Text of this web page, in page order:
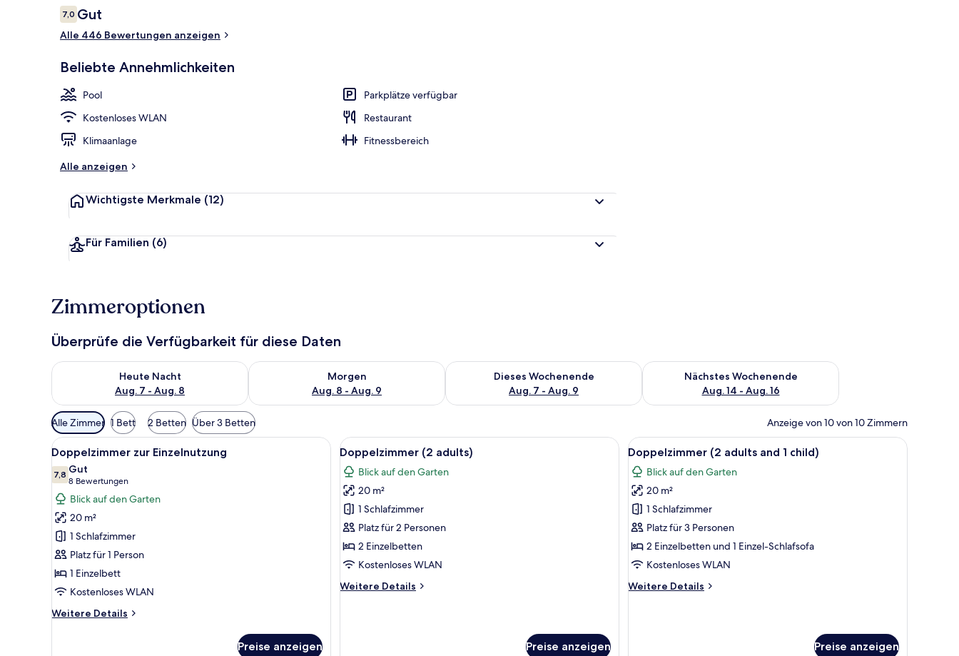
Bewertungen
7,07,0 von 10.
Gut
Alle 446 Bewertungen anzeigen
Beliebte Annehmlichkeiten
Pool
Parkplätze verfügbar
Kostenloses WLAN
Restaurant
Klimaanlage
Fitnessbereich
Alle anzeigen
Wichtigste Merkmale (12)
Für Familien (6)
Zimmeroptionen
Überprüfe die Verfügbarkeit für diese Daten
Heute Nacht
Aug. 7 - Aug. 8
Überprüfe die Verfügbarkeit für heute Nacht, Aug. 7 - Aug. 8.
Morgen
Aug. 8 - Aug. 9
Überprüfe die Verfügbarkeit für morgen, Aug. 8 - Aug. 9.
Dieses Wochenende
Aug. 7 - Aug. 9
Überprüfe die Verfügbarkeit für dieses Wochenende, Aug. 7 - Aug. 9.
Nächstes Wochenende
Aug. 14 - Aug. 16
Überprüfe die Verfügbarkeit für nächstes Wochenende, Aug.
Verfügbare
Filter
für
Zimmer
Alle Zimmer 1 Bett 2 Betten Über 3 Betten Anzeige von 10 von 10 Zimmern
Alle
Fotos
für
Doppelzimmer
zur
Einzelnutzung
anzeigen
Zimmersafe, Schreibtisch, Verdunkelungsvorhänge, kostenlose Babybetten
4
Doppelzimmer zur Einzelnutzung
7,87,8 von 10
Gut
8 Bewertungen
(8
Bewertungen)
Blick auf den Garten
20 m²
1 Schlafzimmer
Platz für 1 Person
1 Einzelbett
Kostenloses WLAN
Weitere Details
Weitere
Preise anzeigen
Alle
Fotos
für
Doppelzimmer
(2
adults)
anzeigen
Zimmersafe, Schreibtisch, Verdunkelungsvorhänge, kostenlose Babybetten
4
Doppelzimmer (2 adults)
Blick auf den Garten
20 m²
1 Schlafzimmer
Platz für 2 Personen
2 Einzelbetten
Kostenloses WLAN
Weitere Details
Weitere
Preise anzeigen
Alle
Fotos
für
Doppelzimmer
(2
adults
and
1
anzeigen
Zimmersafe, Schreibtisch,
4
Doppelzimmer (2 adults and 1 child)
Blick auf den Garten
20 m²
1 Schlafzimmer
Platz für 3 Personen
2 Einzelbetten und 1 Einzel-Schlafsofa
Kostenloses WLAN
Weitere Details
Weitere
Preise anzeigen